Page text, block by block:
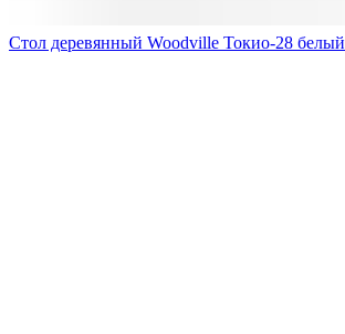
Стол деревянный Woodville Токио-28 белый